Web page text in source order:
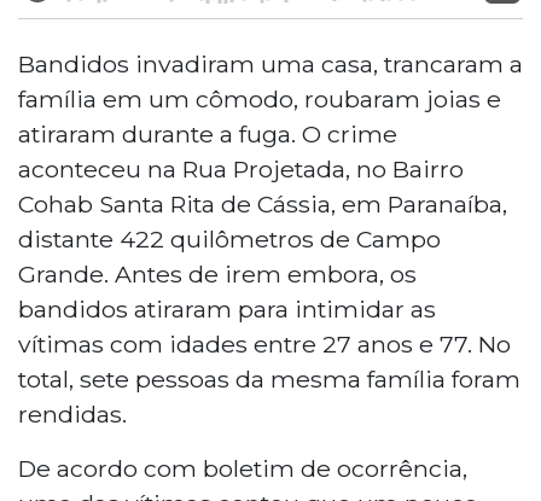
Bandidos invadiram uma casa, trancaram a
família em um cômodo, roubaram joias e
atiraram durante a fuga. O crime
aconteceu na Rua Projetada, no Bairro
Cohab Santa Rita de Cássia, em Paranaíba,
distante 422 quilômetros de Campo
Grande. Antes de irem embora, os
bandidos atiraram para intimidar as
vítimas com idades entre 27 anos e 77. No
total, sete pessoas da mesma família foram
rendidas.
De acordo com boletim de ocorrência,